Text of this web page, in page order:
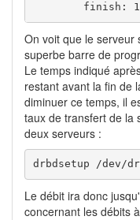
finish:
On voit que le serveur
superbe barre de
Le temps indiqué
restant avant la fin de
diminuer ce temps, il
taux de transfert de la
deux serveurs :
drbdsetup /dev/
Le débit ira donc
concernant les débits